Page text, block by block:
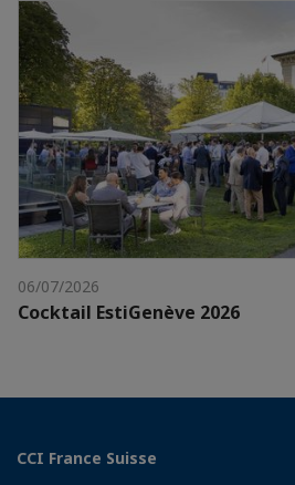
06/07/2026
Cocktail EstiGenève 2026
CCI France Suisse